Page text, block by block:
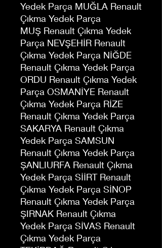
Yedek Parça MUĞLA Renault
Çıkma Yedek Parça
MUŞ Renault Çıkma Yedek
Parça NEVŞEHİR Renault
Çıkma Yedek Parça NİĞDE
Renault Çıkma Yedek Parça
ORDU Renault Çıkma Yedek
Parça OSMANİYE Renault
Çıkma Yedek Parça RİZE
Renault Çıkma Yedek Parça
SAKARYA Renault Çıkma
Yedek Parça SAMSUN
Renault Çıkma Yedek Parça
ŞANLIURFA Renault Çıkma
Yedek Parça SİİRT Renault
Çıkma Yedek Parça SİNOP
Renault Çıkma Yedek Parça
ŞIRNAK Renault Çıkma
Yedek Parça SİVAS Renault
Çıkma Yedek Parça